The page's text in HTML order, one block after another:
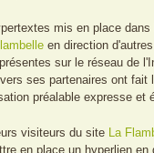
mis en place dans
en direction d'autres
sur le réseau de
ses partenaires ont fait
préalable expresse et
visiteurs du site La
en place un hyperlien en